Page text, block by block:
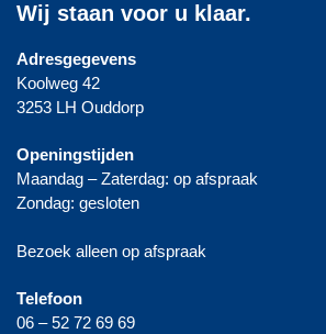
Wij staan voor u klaar.
Adresgegevens
Koolweg 42
3253 LH Ouddorp
Openingstijden
Maandag – Zaterdag: op afspraak
Zondag: gesloten
Bezoek alleen op afspraak
Telefoon
06 – 52 72 69 69